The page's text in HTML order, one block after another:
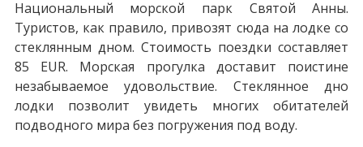
Национальный морской парк Святой Анны.
Туристов, как правило, привозят сюда на лодке со
стеклянным дном. Стоимость поездки составляет
85 EUR. Морская прогулка доставит поистине
незабываемое удовольствие. Стеклянное дно
лодки позволит увидеть многих обитателей
подводного мира без погружения под воду.